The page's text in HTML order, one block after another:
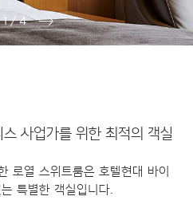
1/4
사업가를 위한 최적의 객실
로열 스위트룸은 호텔현대 바이
특별한 객실입니다.